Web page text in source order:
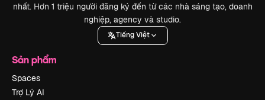
nhất. Hơn 1 triệu người đăng ký đến từ các nhà sáng tạo, doanh
nghiệp, agency và studio.
Tiếng Việt
Sản phẩm
Spaces
Trợ Lý AI